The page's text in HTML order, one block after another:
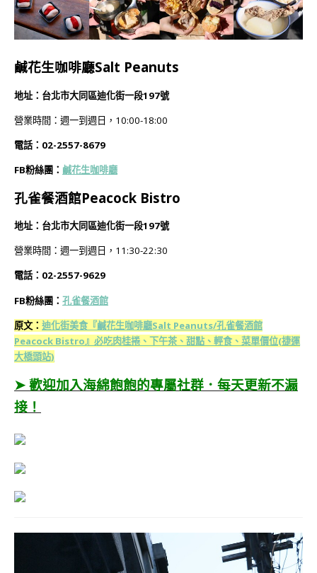
鹹花生咖啡廳Salt Peanuts
地址：台北市大同區迪化街一段197號
營業時間：週一到週日，10:00-18:00
電話：02-2557-8679
FB粉絲團： 鹹花生咖啡廳
孔雀餐酒館Peacock Bistro
地址：台北市大同區迪化街一段197號
營業時間：週一到週日，11:30-22:30
電話：02-2557-9629
FB粉絲團： 孔雀餐酒館
原文： 迪化街美食『鹹花生咖啡廳Salt Peanuts/孔雀餐酒館
Peacock Bistro』必吃肉桂捲、下午茶、甜點、輕食、菜單價位(捷運
大橋頭站)
➤ 歡迎加入海綿飽飽的專屬社群．每天更新不漏
接！